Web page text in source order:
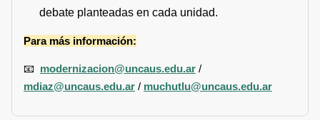
debate planteadas en cada unidad.
Para más información:
📧 modernizacion@uncaus.edu.ar /
mdiaz@uncaus.edu.ar / muchutlu@uncaus.edu.ar